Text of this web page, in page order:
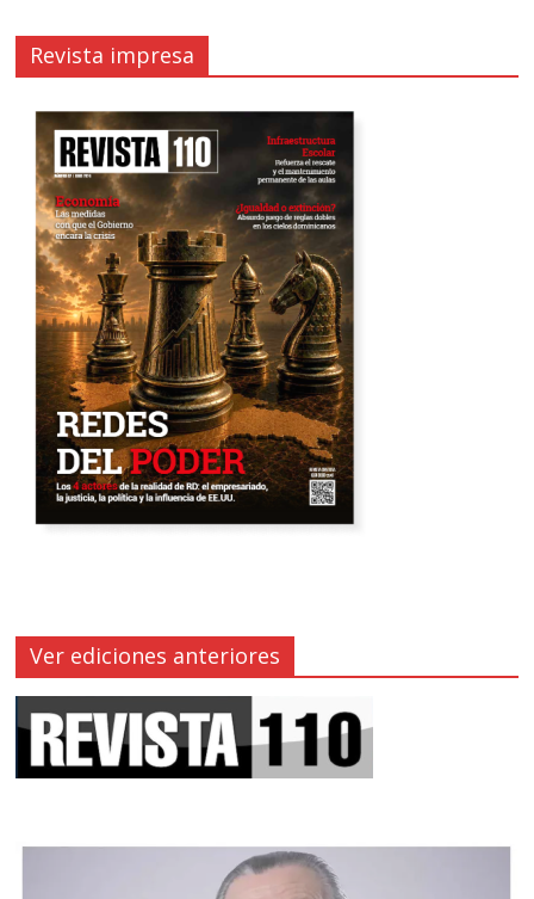
Revista impresa
Ver ediciones anteriores